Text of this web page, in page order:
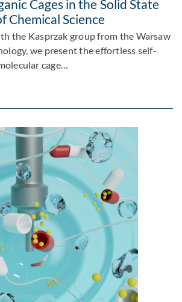
Cages in the Solid State
Chemical Science
the Kasprzak group from the Warsaw
we present the effortless self-
cage…